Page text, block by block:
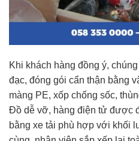
Khi khách hàng đồng ý,
đạc, đóng gói cẩn thận bằng
màng PE, xốp chống sốc,
Đồ dễ vỡ, hàng điện tử được
bằng xe tải phù hợp với khối